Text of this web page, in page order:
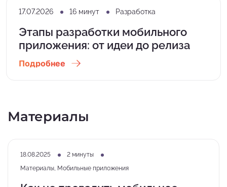
17.07.2026 16 минут Разработка
Этапы разработки мобильного
приложения: от идеи до релиза
Подробнее
Материалы
18.08.2025
2 минуты
Материалы, Мобильные приложения